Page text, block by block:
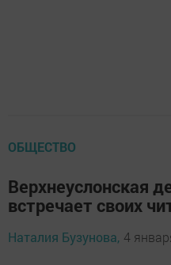
ОБЩЕСТВО
Верхнеуслонская
встречает своих
Наталия Бузунова, 4